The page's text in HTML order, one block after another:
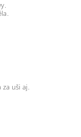
uši aj.